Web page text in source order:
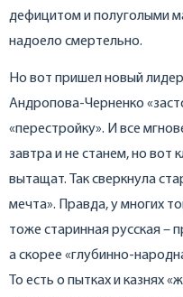
дефицитом и полуголыми
надоело смертельно.
Но вот пришел новый
Андропова-Черненко
«перестройку». И все
завтра и не станем, но вот
вытащат. Так сверкнула
мечта». Правда, у многих
тоже старинная русская –
а скорее «глубинно-
То есть о пытках и казнях